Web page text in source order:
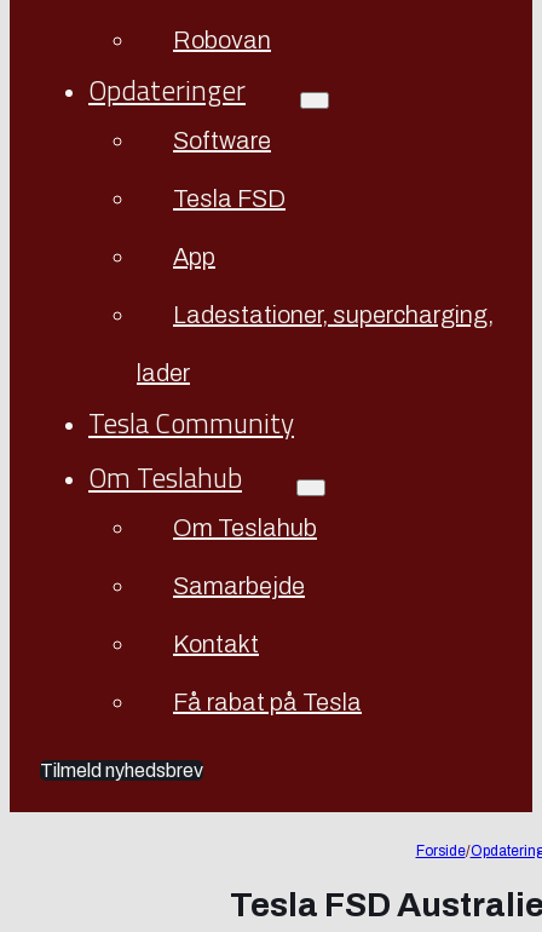
Robovan
Opdateringer
Software
Tesla FSD
App
Ladestationer, supercharging,
lader
Tesla Community
Om Teslahub
Om Teslahub
Samarbejde
Kontakt
Få rabat på Tesla
Tilmeld nyhedsbrev
Forside/
Tesla FSD